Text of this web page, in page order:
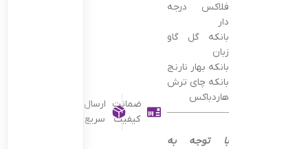
فلاکس درجه
دار
بانکه گل گاو
زبان
بانکه بهار نارنج
بانکه چای ترش
هاردباکس
———————————————–
با توجه به
ضمانت
کیفیت
ارسال
سریع